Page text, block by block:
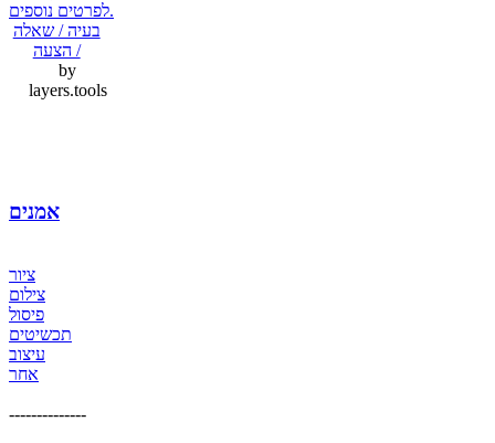
לפרטים נוספים.
בעיה / שאלה
/ הצעה
by
layers.tools
אמנים
ציור
צילום
פיסול
תכשיטים
עיצוב
אחר
--------------